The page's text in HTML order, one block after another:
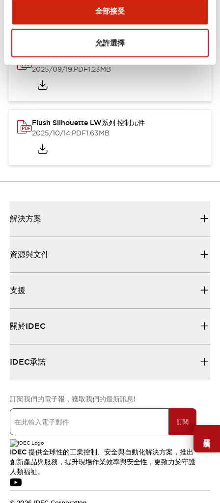
全部接受
允許選擇
需要幫助嗎？
Flush Silhouette LW系列 控制元件 (英文版)
2025/09/19.PDF1.23MB
Flush Silhouette LW系列 控制元件
2025/10/14.PDF1.63MB
解決方案
資源與文件
支援
關於IDEC
IDEC承諾
訂閱我們的電子報，獲取我們的最新訊息!
訂閱
IDEC 提供全球性的工業控制、安全與自動化解決方案，推出
創新產品與服務，提升現場作業效率與安全性，更致力於守護
人類福祉。